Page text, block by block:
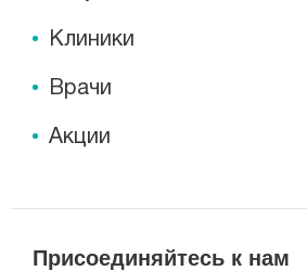
Будни: c 8:00 до 21:00, Сб:
Будни, Сб: c 8:00 до 21:00,
Клиники
Врачи
Акции
Присоединяйтесь к нам